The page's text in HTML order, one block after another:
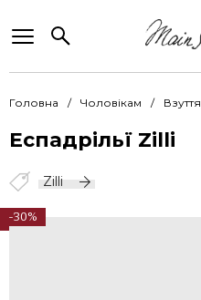
Головна Чоловікам Взуття
Еспадрільї Zilli
Zilli
-30%